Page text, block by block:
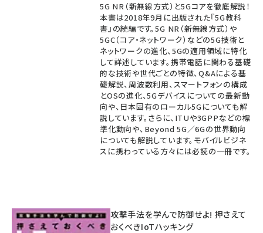
5G NR（新無線方式）と5Gコアを徹底解説！
本書は2018年9月に出版された『5G教科
書』の続編です。5G NR（新無線方式）や
5GC（コア・ネットワーク）などの5G技術と
ネットワークの進化、5Gの適用領域に特化
して詳述しています。携帯電話に関わる基礎
的な技術や世代ごとの特徴、Q&Aによる基
礎解説、周波数利用、スマートフォンの構成
とOSの進化、5Gデバイスについての最新動
向や、日本固有のローカル5Gについても解
説しています。さらに、ITUや3GPPなどの標
準化動向や、Beyond 5G／6Gの世界動向
についても解説しています。モバイルビジネ
スに携わっている方々には必読の一冊です。
攻撃手法を学んで防御せよ! 押さえて
おくべきIoTハッキング